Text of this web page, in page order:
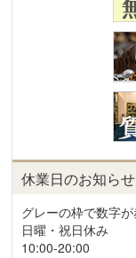
休業日のお知らせ
グレーの枠で数字が
日曜・祝日休み
10:00-20:00